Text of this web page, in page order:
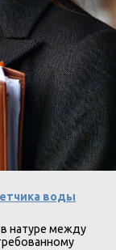
воды
в натуре между